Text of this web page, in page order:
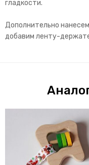
гладкости.
Дополнительно
добавим ленту-